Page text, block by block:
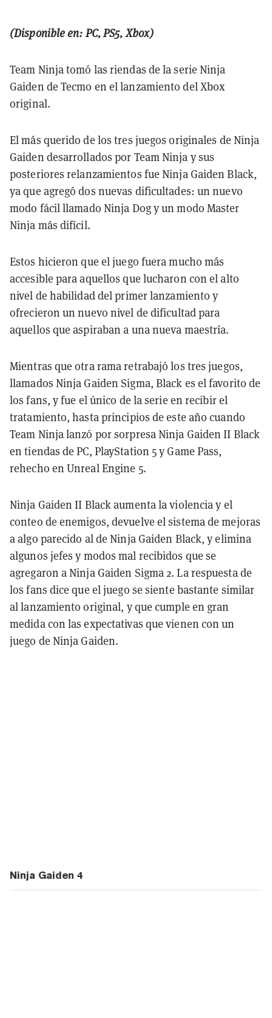
(Disponible en: PC, PS5, Xbox)
Team Ninja tomó las riendas de la serie Ninja
Gaiden de Tecmo en el lanzamiento del Xbox
original.
El más querido de los tres juegos originales de Ninja
Gaiden desarrollados por Team Ninja y sus
posteriores relanzamientos fue Ninja Gaiden Black,
ya que agregó dos nuevas dificultades: un nuevo
modo fácil llamado Ninja Dog y un modo Master
Ninja más difícil.
Estos hicieron que el juego fuera mucho más
accesible para aquellos que lucharon con el alto
nivel de habilidad del primer lanzamiento y
ofrecieron un nuevo nivel de dificultad para
aquellos que aspiraban a una nueva maestría.
Mientras que otra rama retrabajó los tres juegos,
llamados Ninja Gaiden Sigma, Black es el favorito de
los fans, y fue el único de la serie en recibir el
tratamiento, hasta principios de este año cuando
Team Ninja lanzó por sorpresa Ninja Gaiden II Black
en tiendas de PC, PlayStation 5 y Game Pass,
rehecho en Unreal Engine 5.
Ninja Gaiden II Black aumenta la violencia y el
conteo de enemigos, devuelve el sistema de mejoras
a algo parecido al de Ninja Gaiden Black, y elimina
algunos jefes y modos mal recibidos que se
agregaron a Ninja Gaiden Sigma 2. La respuesta de
los fans dice que el juego se siente bastante similar
al lanzamiento original, y que cumple en gran
medida con las expectativas que vienen con un
juego de Ninja Gaiden.
Ninja Gaiden 4